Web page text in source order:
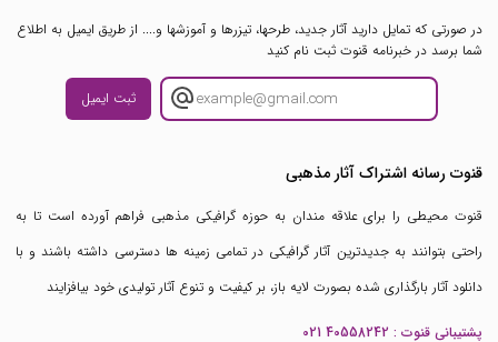
در صورتی که تمایل دارید آثار جدید، طرحها، تیزرها و آموزشها و.... از طریق ایمیل به اطلاع
شما برسد در خبرنامه قنوت ثبت نام کنید
ثبت ایمیل
قنوت رسانه اشتراک آثار مذهبی
قنوت محیطی را برای علاقه مندان به حوزه گرافیکی مذهبی فراهم آورده است تا به
راحتی بتوانند به جدیدترین آثار گرافیکی در تمامی زمینه ها دسترسی داشته باشند و با
دانلود آثار بارگذاری شده بصورت لایه باز، بر کیفیت و تنوع آثار تولیدی خود بیافزایند
پشتیبانی قنوت : 021 40558242